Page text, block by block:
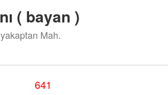
( bayan )
Mah.
641